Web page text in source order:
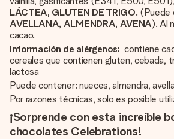
LÁCTEA, GLUTEN DE TRIGO. (Puede
AVELLANA, ALMENDRA, AVENA). Al
cacao.
Información de alérgenos:contiene
cereales que contienen gluten, cebada,
lactosa
Puede contener: nueces, almendra,
Por razones técnicas, solo es posible
¡Sorprende con esta increíble
chocolates Celebrations!